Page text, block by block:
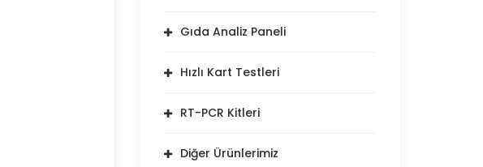
Gıda Analiz Paneli
Hızlı Kart Testleri
RT-PCR Kitleri
Diğer Ürünlerimiz